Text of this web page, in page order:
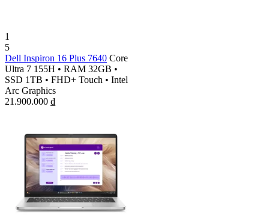
1
5
Dell Inspiron 16 Plus 7640 Core
Ultra 7 155H • RAM 32GB •
SSD 1TB • FHD+ Touch • Intel
Arc Graphics
21.900.000 ₫